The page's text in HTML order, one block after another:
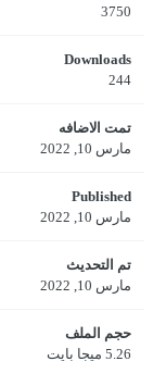
3750
Downloads
244
تمت الاضافه
مارس 10, 2022
Published
مارس 10, 2022
تم التحديث
مارس 10, 2022
حجم الملف
5.26 ميجا بايت